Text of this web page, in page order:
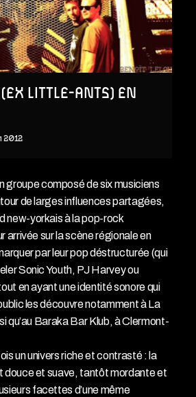
LITTLE-ANTS) EN
2012
groupe composé de six musiciens
de larges influences partagées,
new-yorkais à la pop-rock
arrivée sur la scène régionale en
par leur pop déstructurée (qui
Sonic Youth, PJ Harvey ou
en ayant une identité sonore qui
les découvre notamment à La
qu’au Baraka Bar Klub, à Clermont-
un univers riche et contrasté : la
douce et suave, tantôt mordante et
facettes d’une même